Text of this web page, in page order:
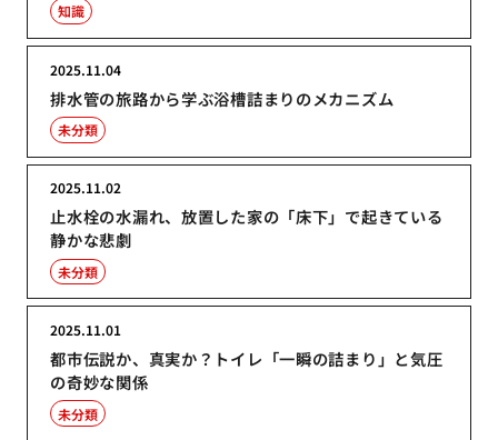
知識
排水管の旅路から学ぶ浴槽詰まりのメカニズム
2025.11.04
未分類
止水栓の水漏れ、放置した家の「床下」で起きている
静かな悲劇
2025.11.02
未分類
都市伝説か、真実か？トイレ「一瞬の詰まり」と気圧
の奇妙な関係
2025.11.01
未分類